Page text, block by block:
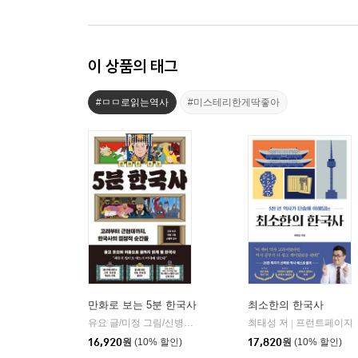
이 상품의 태그
#ㅁㅁ로읽는역사 #미스테리한게딱좋아
만화로 보는 5분 한국사
유요 글/미정 그림/신병주 감수
빅피시
16,920원 (10% 할인)
최소한의 한국사
최태성 저
프런트페이지
17,820원 (10% 할인)